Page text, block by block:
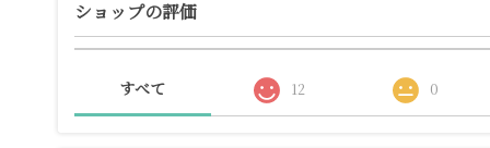
ショップの評価
すべて 12 0